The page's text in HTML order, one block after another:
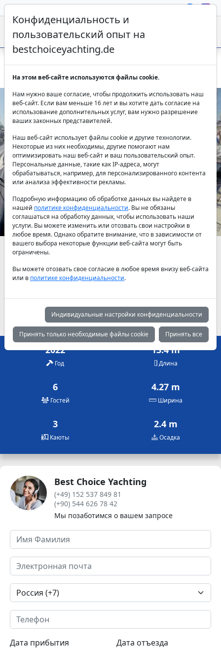
Grand Soleil 44 Sportski Vuk: Аренда в Шибенике
Previous Next
Наличие и актуальные цены по договоренности
Май
750 €
Июнь
825 €
Июль
800 € 650 €
2022
Год
13.4 m
Длина
6
Гостей
4.27 m
Ширина
3
Каюты
2.4 m
Осадка
Best Choice Yachting
(+49) 152 537 849 81
(+90) 544 626 78 42
Мы позаботимся о вашем запросе
Дата прибытия Дата отъезда
Конфиденциальность и
пользовательский опыт на
bestchoiceyachting.de
На этом веб-сайте используются файлы cookie.
Нам нужно ваше согласие, чтобы продолжить использовать наш
веб-сайт. Если вам меньше 16 лет и вы хотите дать согласие на
использование дополнительных услуг, вам нужно разрешение
ваших законных представителей.
Наш веб-сайт использует файлы cookie и другие технологии.
Некоторые из них необходимы, другие помогают нам
оптимизировать наш веб-сайт и ваш пользовательский опыт.
Персональные данные, такие как IP-адреса, могут
обрабатываться, например, для персонализированного контента
или анализа эффективности рекламы.
Подробную информацию об обработке данных вы найдете в
нашей политике конфиденциальности. Вы не обязаны
соглашаться на обработку данных, чтобы использовать наши
услуги. Вы можете изменить или отозвать свои настройки в
любое время. Однако обратите внимание, что в зависимости от
вашего выбора некоторые функции веб-сайта могут быть
ограничены.
Вы можете отозвать свое согласие в любое время внизу веб-сайта
или в политике конфиденциальности.
Индивидуальные настройки конфиденциальности
Принять только необходимые файлы cookie Принять все